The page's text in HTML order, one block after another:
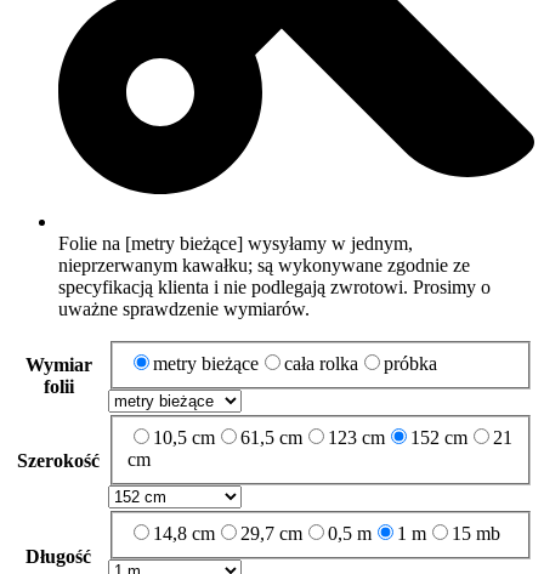
Folie na [metry bieżące] wysyłamy w jednym,
nieprzerwanym kawałku; są wykonywane zgodnie ze
specyfikacją klienta i nie podlegają zwrotowi. Prosimy o
uważne sprawdzenie wymiarów.
Wymiar
folii
metry bieżące cała rolka próbka
Szerokość
10,5 cm 61,5 cm 123 cm 152 cm
21
cm
Długość
14,8 cm 29,7 cm 0,5 m 1 m 15 mb